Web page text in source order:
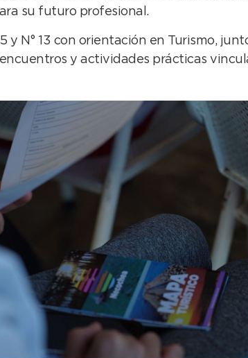
su futuro profesional.
y N° 13 con orientación en Turismo,
y actividades prácticas